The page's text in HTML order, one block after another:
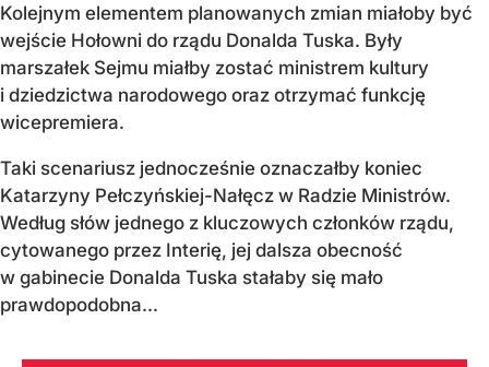
Kolejnym elementem planowanych zmian miałoby być
wejście Hołowni do rządu Donalda Tuska. Były
marszałek Sejmu miałby zostać ministrem kultury
i dziedzictwa narodowego oraz otrzymać funkcję
wicepremiera.
Taki scenariusz jednocześnie oznaczałby koniec
Katarzyny Pełczyńskiej-Nałęcz w Radzie Ministrów.
Według słów jednego z kluczowych członków rządu,
cytowanego przez Interię, jej dalsza obecność
w gabinecie Donalda Tuska stałaby się mało
prawdopodobna...